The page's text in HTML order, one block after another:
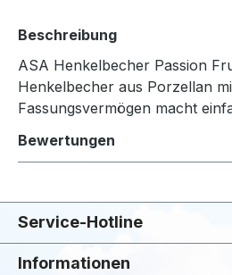
Beschreibung
ASA Henkelbecher Passion
Henkelbecher aus Porzellan
Fassungsvermögen macht
Bewertungen
Service-Hotline
Informationen